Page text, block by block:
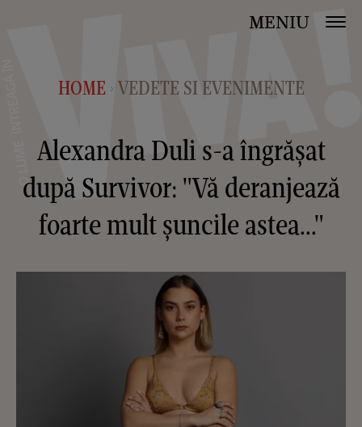
MENIU
HOME > VEDETE SI EVENIMENTE
Alexandra Duli s-a îngrășat
după Survivor: "Vă deranjează
foarte mult șuncile astea..."